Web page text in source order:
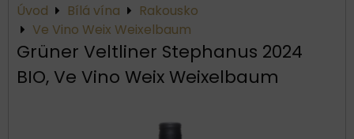
Úvod Bílá vína
Rakousko
Ve Vino Weix Weixelbaum
Grüner Veltliner Stephanus 2024
BIO, Ve Vino Weix Weixelbaum